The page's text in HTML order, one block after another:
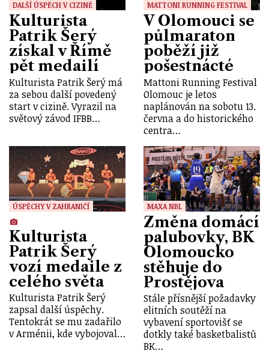
DALŠÍ ÚSPĚCH V CIZINĚ
Kulturista
Patrik Šerý
získal v Římě
pět medailí
Kulturista Patrik Šerý má
za sebou další povedený
start v cizině. Vyrazil na
světový závod IFBB…
MATTONI RUNNING FESTIVAL
V Olomouci se
půlmaraton
poběží již
pošestnácté
Mattoni Running Festival
Olomouc je letos
naplánován na sobotu 13.
června a do historického
centra…
ÚSPĚCHY V ZAHRANIČÍ
Kulturista
Patrik Šerý
vozí medaile z
celého světa
Kulturista Patrik Šerý
zapsal další úspěchy.
Tentokrát se mu zadařilo
v Arménii, kde vybojoval…
MAXA NBL
Změna domácí
palubovky, BK
Olomoucko
stěhuje do
Prostějova
Stále přísnější požadavky
elitních soutěží na
vybavení sportovišť se
dotkly také basketbalistů
BK…